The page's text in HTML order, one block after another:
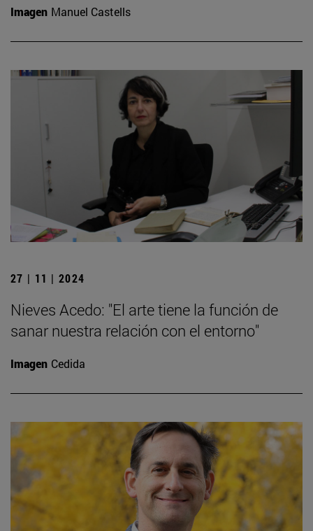
Imagen Manuel Castells
27 | 11 | 2024
Nieves Acedo: "El arte tiene la función de
sanar nuestra relación con el entorno"
Imagen Cedida